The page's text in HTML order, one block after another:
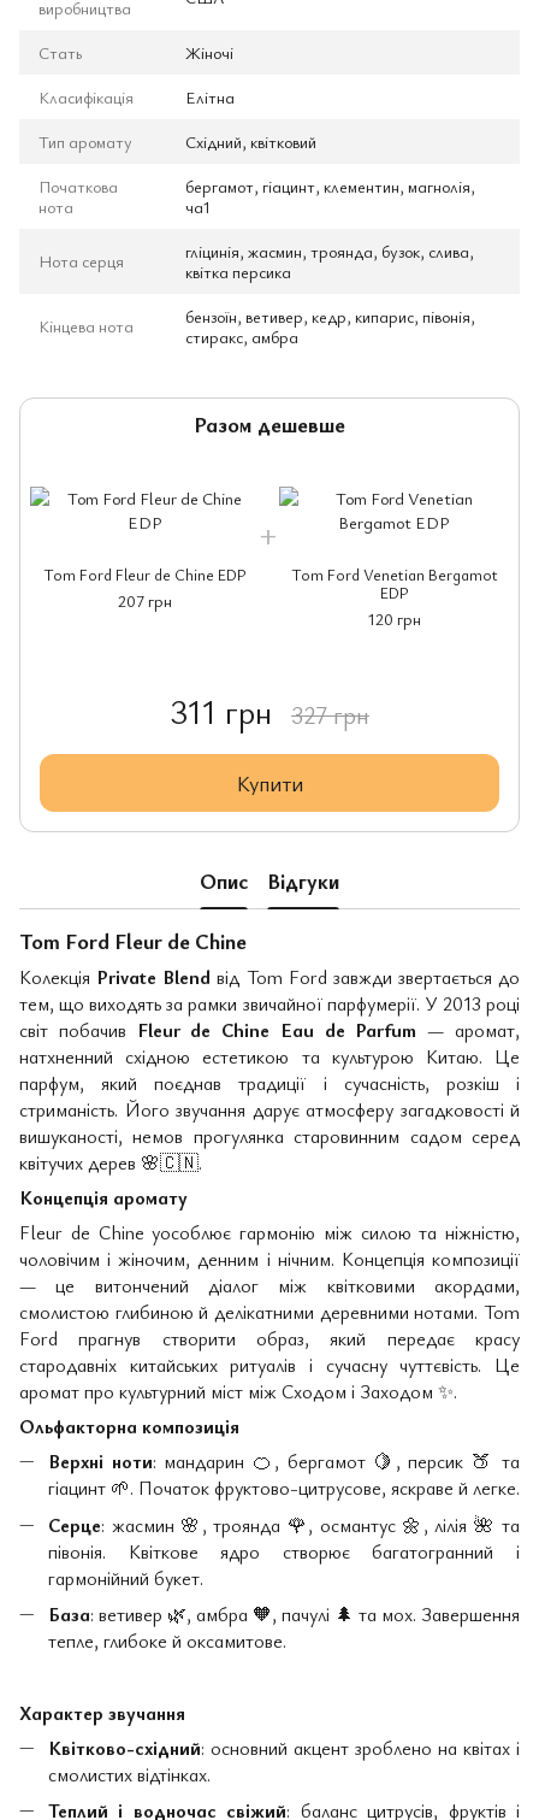
виробництва
Стать
Жіночі
Класифікація
Елітна
Тип аромату
Східний, квітковий
Початкова
нота
бергамот, гіацинт, клементин, магнолія,
ча1
Нота серця
гліцинія, жасмин, троянда, бузок, слива,
квітка персика
Кінцева нота
бензоїн, ветивер, кедр, кипарис, півонія,
стиракс, амбра
Разом дешевше
Tom Ford Fleur de Chine EDP
207 грн
Tom Ford Venetian Bergamot
EDP
120 грн
311 грн 327 грн
Купити
Опис Відгуки
Tom Ford Fleur de Chine
Колекція Private Blend від Tom Ford завжди звертається до
тем, що виходять за рамки звичайної парфумерії. У 2013 році
світ побачив Fleur de Chine Eau de Parfum — аромат,
натхненний східною естетикою та культурою Китаю. Це
парфум, який поєднав традиції і сучасність, розкіш і
стриманість. Його звучання дарує атмосферу загадковості й
вишуканості, немов прогулянка старовинним садом серед
квітучих дерев 🌸🇨🇳.
Концепція аромату
Fleur de Chine уособлює гармонію між силою та ніжністю,
чоловічим і жіночим, денним і нічним. Концепція композиції
— це витончений діалог між квітковими акордами,
смолистою глибиною й делікатними деревними нотами. Tom
Ford прагнув створити образ, який передає красу
стародавніх китайських ритуалів і сучасну чуттєвість. Це
аромат про культурний міст між Сходом і Заходом ✨.
Ольфакторна композиція
Верхні ноти: мандарин 🍊 , бергамот 🍋 , персик 🍑 та
гіацинт 🌱. Початок фруктово-цитрусове, яскраве й легке.
Серце: жасмин 🌸 , троянда 🌹, османтус 🌼 , лілія 🌺 та
півонія. Квіткове ядро створює багатогранний і
гармонійний букет.
База: ветивер 🌿, амбра 🧡, пачулі 🌲 та мох. Завершення
тепле, глибоке й оксамитове.
Характер звучання
Квітково-східний: основний акцент зроблено на квітах і
смолистих відтінках.
Теплий і водночас свіжий: баланс цитрусів, фруктів і